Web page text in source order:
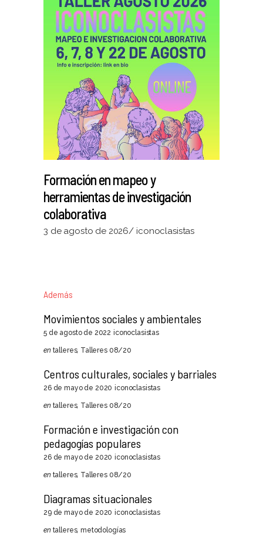
Formación en mapeo y
herramientas de investigación
colaborativa
3 de agosto de 2026 iconoclasistas
Además
Movimientos sociales y ambientales
5 de agosto de 2022 iconoclasistas
en talleres, Talleres 08/20
Centros culturales, sociales y barriales
26 de mayo de 2020 iconoclasistas
en talleres, Talleres 08/20
Formación e investigación con
pedagogías populares
26 de mayo de 2020 iconoclasistas
en talleres, Talleres 08/20
Diagramas situacionales
29 de mayo de 2020 iconoclasistas
en talleres,metodologías